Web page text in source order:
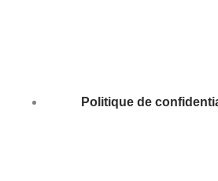
Politique de